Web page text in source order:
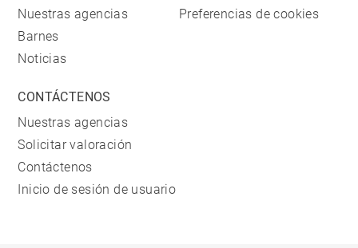
Nuestras agencias
Barnes
Noticias
Preferencias de cookies
CONTÁCTENOS
Nuestras agencias
Solicitar valoración
Contáctenos
Inicio de sesión de usuario